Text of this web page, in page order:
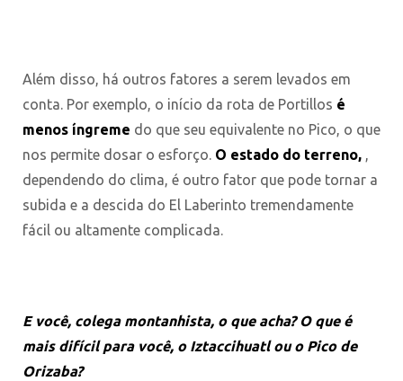
Além disso, há outros fatores a serem levados em
conta. Por exemplo, o início da rota de Portillos é
menos íngreme do que seu equivalente no Pico, o que
nos permite dosar o esforço. O estado do terreno, ,
dependendo do clima, é outro fator que pode tornar a
subida e a descida do El Laberinto tremendamente
fácil ou altamente complicada.
E você, colega montanhista, o que acha? O que é
mais difícil para você, o Iztaccihuatl ou o Pico de
Orizaba?